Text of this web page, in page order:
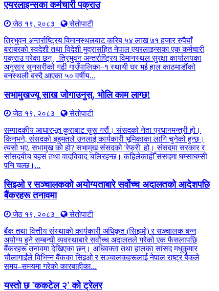
एयरलाइन्सका कर्मचारी पक्राउ
जेठ १९, २०८३
सेतोपाटी
त्रिभुवन अन्तर्राष्ट्रिय विमानस्थलबाट करिब ५४ लाख ७१ हजार रुपैयाँ
बराबरको स्वदेशी तथा विदेशी मुद्रासहित नेपाल एयरलाइन्सका एक कर्मचारी
पक्राउ परेका छन्। त्रिभुवन अन्तर्राष्ट्रिय विमानस्थल सुरक्षा कार्यालयका
अनुसार सुनसरीको गढी गाउँपालिका–१ स्थायी घर भई हाल काठमाडौंको
बनस्थली बस्दै आएका ५० वर्षीय...
सभामुखज्यू साख जोगाउनुस्, भोलि काम लाग्छ!
जेठ १९, २०८३
सेतोपाटी
सम्पादकीय आधारभूत कुराबाट सुरू गरौं। संसदको नेता प्रधानमन्त्री हो।
किनभने, संसदको बहुमतले उनलाई कार्यकारी भूमिकाका लागि चुनेको हुन्छ।
त्यसो भए, सभामुख को हो? सभामुख संसदको 'रेफ्री' हो। संसदमा सरकार र
सांसदबीच बहस तथा वादविवाद चलिरहन्छ। कहिलेकाहीँ संसदमा घम्साघम्सी
पनि चल्छ।...
सिइओ र सञ्चालकको अयोग्यताबारे सर्वोच्च अदालतको आदेशपछि
बैंकरहरू तनावमा
जेठ १९, २०८३
सेतोपाटी
बैंक तथा वित्तीय संस्थाको कार्यकारी अधिकृत (सिइओ) र सञ्चालक बन्न
अयोग्य हुने सम्बन्धी व्यवस्थाबारे सर्वोच्च अदालतले गरेको एक फैसलापछि
बैंकरहरू तनावमा देखिएका छन्। अधिवक्ता तथा हालका सांसद मधुकुमार
चौलागाईंले विभिन्न बैंकका सिइओ र सञ्चालकहरूलाई नेपाल राष्ट्र बैंकले
समय–समयमा गरेको कारबाहीका...
यस्तो छ 'ककटेल २' को ट्रेलर